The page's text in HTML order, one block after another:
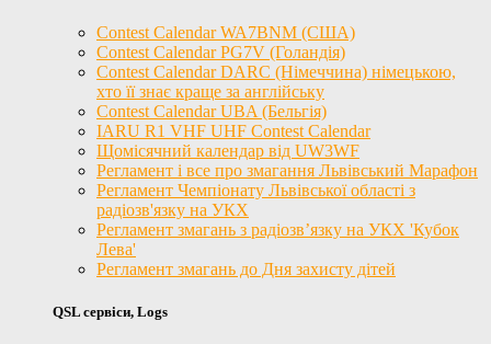
Contest Calendar WA7BNM (США)
Contest Calendar PG7V (Голандія)
Contest Calendar DARC (Німеччина) німецькою,
хто її знає краще за англійську
Contest Calendar UBA (Бельгія)
IARU R1 VHF UHF Contest Calendar
Щомісячний календар від UW3WF
Регламент і все про змагання Львівський Марафон
Регламент Чемпіонату Львівської області з
радіозв'язку на УКХ
Регламент змагань з радіозв’язку на УКХ 'Кубок
Лева'
Регламент змагань до Дня захисту дітей
QSL сервіси, Logs